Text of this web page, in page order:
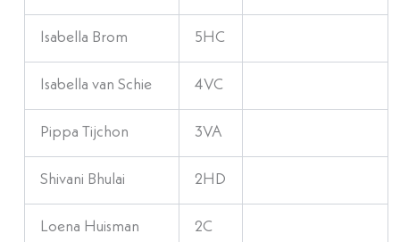
Isabella Brom 5HC
Isabella van Schie 4VC
Pippa Tijchon 3VA
Shivani Bhulai 2HD
Loena Huisman 2C